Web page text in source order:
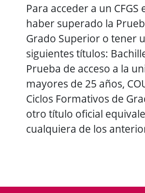
Para acceder a un CFGS
haber superado la
Grado Superior o tener
siguientes títulos:
Prueba de acceso a la
mayores de 25 años,
Ciclos Formativos de
otro título oficial
cualquiera de los